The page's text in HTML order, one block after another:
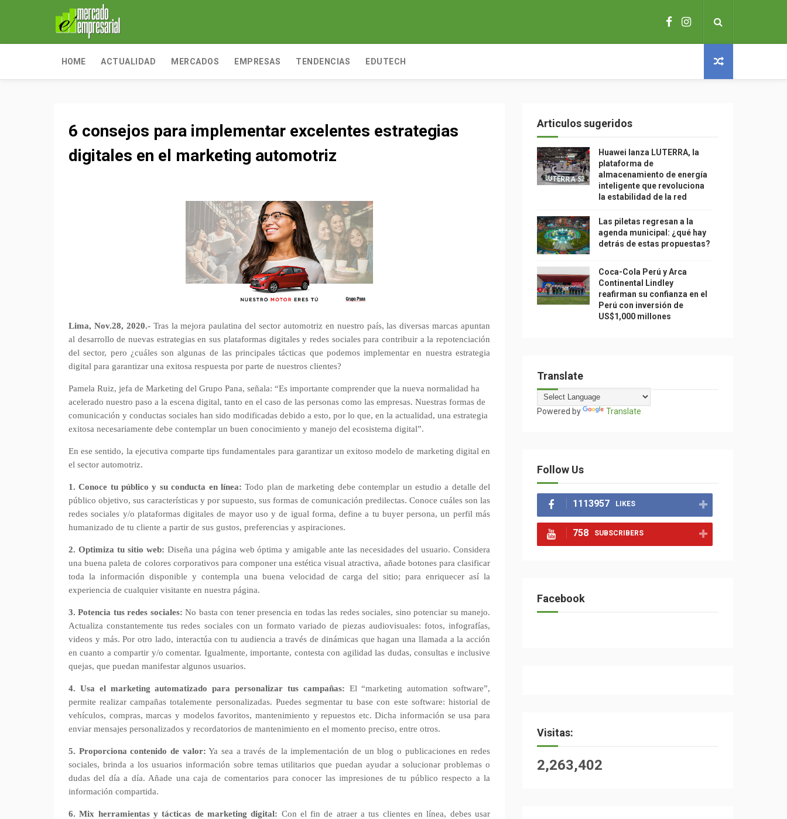
HOME ACTUALIDAD MERCADOS EMPRESAS TENDENCIAS EDUTECH
6 consejos para implementar excelentes estrategias
digitales en el marketing automotriz
Lima, Nov.28, 2020.-Tras la mejora paulatina del sector automotriz en nuestro país, las diversas marcas apuntan
al desarrollo de nuevas estrategias en sus plataformas digitales y redes sociales para contribuir a la repotenciación
del sector, pero ¿cuáles son algunas de las principales tácticas que podemos implementar en nuestra estrategia
digital para garantizar una exitosa respuesta por parte de nuestros clientes?
Pamela Ruiz, jefa de Marketing del Grupo Pana, señala: “Es importante comprender que la nueva normalidad ha
acelerado nuestro paso a la escena digital, tanto en el caso de las personas como las empresas. Nuestras formas de
comunicación y conductas sociales han sido modificadas debido a esto, por lo que, en la actualidad, una estrategia
exitosa necesariamente debe contemplar un buen conocimiento y manejo del ecosistema digital”.
En ese sentido, la ejecutiva comparte tips fundamentales para garantizar un exitoso modelo de marketing digital en
el sector automotriz.
1. Conoce tu público y su conducta en línea: Todo plan de marketing debe contemplar un estudio a detalle del
público objetivo, sus características y por supuesto, sus formas de comunicación predilectas. Conoce cuáles son las
redes sociales y/o plataformas digitales de mayor uso y de igual forma, define a tu buyer persona, un perfil más
humanizado de tu cliente a partir de sus gustos, preferencias y aspiraciones.
2. Optimiza tu sitio web: Diseña una página web óptima y amigable ante las necesidades del usuario. Considera
una buena paleta de colores corporativos para componer una estética visual atractiva, añade botones para clasificar
toda la información disponible y contempla una buena velocidad de carga del sitio; para enriquecer así la
experiencia de cualquier visitante en nuestra página.
3. Potencia tus redes sociales: No basta con tener presencia en todas las redes sociales, sino potenciar su manejo.
Actualiza constantemente tus redes sociales con un formato variado de piezas audiovisuales: fotos, infografías,
videos y más. Por otro lado, interactúa con tu audiencia a través de dinámicas que hagan una llamada a la acción
en cuanto a compartir y/o comentar. Igualmente, importante, contesta con agilidad las dudas, consultas e inclusive
quejas, que puedan manifestar algunos usuarios.
4. Usa el marketing automatizado para personalizar tus campañas: El “marketing automation software”,
permite realizar campañas totalemente personalizadas. Puedes segmentar tu base con este software: historial de
vehículos, compras, marcas y modelos favoritos, mantenimiento y repuestos etc. Dicha información se usa para
enviar mensajes personalizados y recordatorios de mantenimiento en el momento preciso, entre otros.
5. Proporciona contenido de valor: Ya sea a través de la implementación de un blog o publicaciones en redes
sociales, brinda a los usuarios información sobre temas utilitarios que puedan ayudar a solucionar problemas o
dudas del día a día. Añade una caja de comentarios para conocer las impresiones de tu público respecto a la
información compartida.
6. Mix herramientas y tácticas de marketing digital: Con el fin de atraer a tus clientes en línea, debes usar
Articulos sugeridos
Huawei lanza LUTERRA, la
plataforma de
almacenamiento de energía
inteligente que revoluciona
la estabilidad de la red
Las piletas regresan a la
agenda municipal: ¿qué hay
detrás de estas propuestas?
Coca-Cola Perú y Arca
Continental Lindley
reafirman su confianza en el
Perú con inversión de
US$1,000 millones
Translate
Powered by Translate
Follow Us
1113957 LIKES
758 SUBSCRIBERS
Facebook
Visitas:
2,263,402